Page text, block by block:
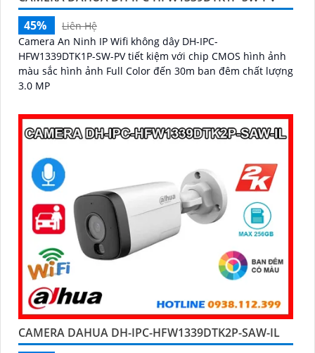
45%
Liên Hệ
Camera An Ninh IP Wifi không dây DH-IPC-
HFW1339DTK1P-SW-PV tiết kiệm với chip CMOS hình ảnh
màu sắc hình ảnh Full Color đến 30m ban đêm chất lượng
3.0 MP
CAMERA DAHUA DH-IPC-HFW1339DTK2P-SAW-IL